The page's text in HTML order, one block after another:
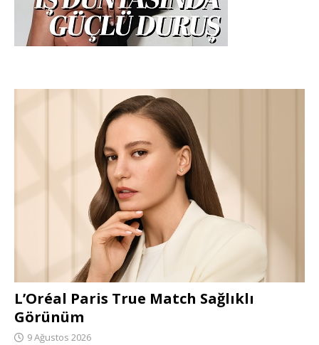
L’Oréal Paris True Match Sağlıklı
Görünüm
9 Ağustos 2026